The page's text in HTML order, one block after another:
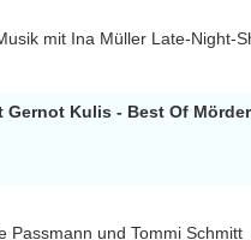
mit Ina Müller Late-Night-
Gernot Kulis - Best Of
Passmann und Tommi Schmitt